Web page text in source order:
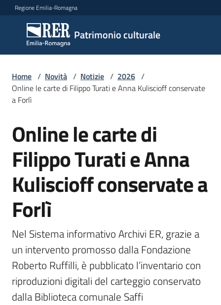
Vai al contenuto
Vai alla navigazione
Vai al footer
Regione Emilia-Romagna
Patrimonio culturale
Patrimonio
culturale
Argomenti
Novità
Servizi
Leggi
Atti
Bandi
Programmi
Progetti
Home / Novità / Notizie / 2026 /
Online le carte di Filippo Turati e Anna Kuliscioff conservate
a Forlì
Salta al contenuto
Online le carte di
Filippo Turati e Anna
Kuliscioff conservate a
Forlì
Nel Sistema informativo Archivi ER, grazie a
un intervento promosso dalla Fondazione
Roberto Ruffilli, è pubblicato l’inventario con
riproduzioni digitali del carteggio conservato
dalla Biblioteca comunale Saffi